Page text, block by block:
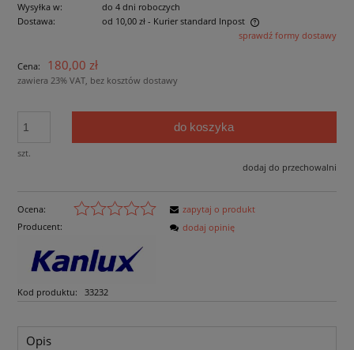
Wysyłka w:
do 4 dni roboczych
Dostawa:
od 10,00 zł - Kurier standard Inpost
Cena nie zawiera ewentualnych kosztów płatnościsprawdź formy dostawy
Cena: 180,00 zł
zawiera 23% VAT, bez kosztów dostawy
szt.
do koszyka
dodaj do przechowalni
Ocena:
Producent:
Kod produktu: 33232
zapytaj o produkt
dodaj opinię
Opis